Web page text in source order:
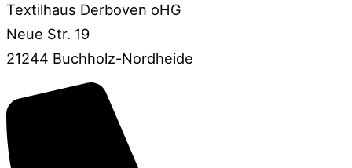
Textilhaus Derboven oHG
Neue Str. 19
21244 Buchholz-Nordheide